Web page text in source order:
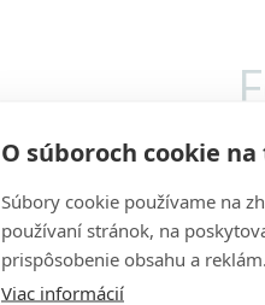
O súboroch cookie
Súbory cookie používame na
používaní stránok, na
prispôsobenie obsahu a reklám.
Viac informácií